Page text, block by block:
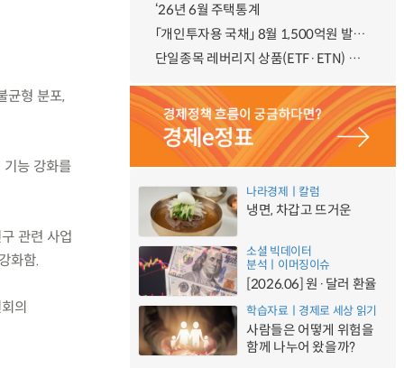
균형 분포,
기능 강화를
관련 사업
화함.
의
‘26년 6월 주택통계
「개인투자용 국채」 8월 1,500억원 발행 예정
단일종목 레버리지 상품(ETF·ETN) 기본예탁금 강화 조기시행 방안 안내
나라경제ㅣ칼럼
냉면, 차갑고 뜨거운
소셜 빅데이터
분석ㅣ이머징이슈
[2026.06] 원·달러 환율
학습자료ㅣ경제로 세상 읽기
사람들은 어떻게 위험을
함께 나누어 왔을까?